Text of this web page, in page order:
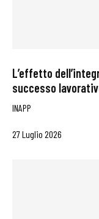
L’effetto
successo
INAPP
27 Luglio 2026